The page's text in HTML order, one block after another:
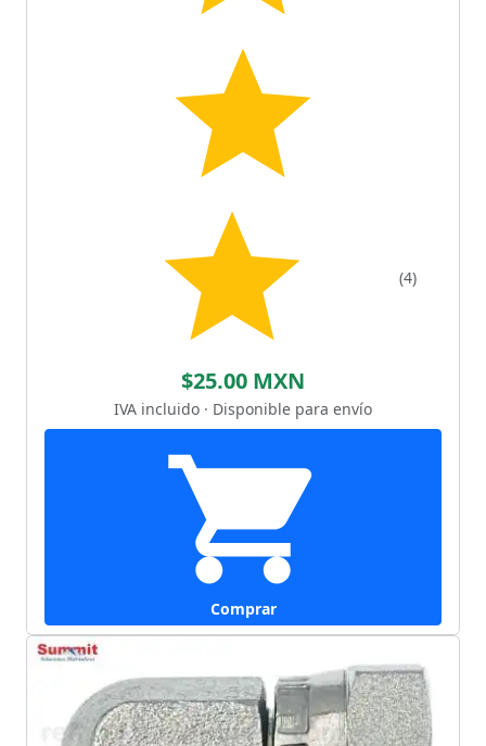
(4)
$25.00 MXN
IVA incluido · Disponible para envío
Comprar